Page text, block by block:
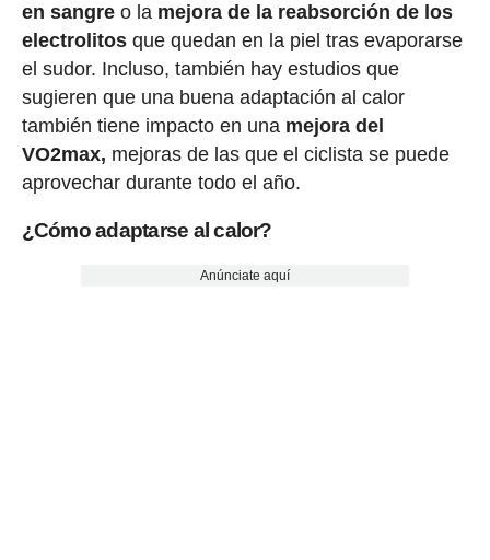
en sangreo la mejora de la reabsorción de los
electrolitosque quedan en la piel tras evaporarse
el sudor. Incluso, también hay estudios que
sugieren que una buena adaptación al calor
también tiene impacto en unamejora del
VO2max, mejoras de las que el ciclista se puede
aprovechar durante todo el año.
¿Cómo adaptarse al calor?
Anúnciate aquí